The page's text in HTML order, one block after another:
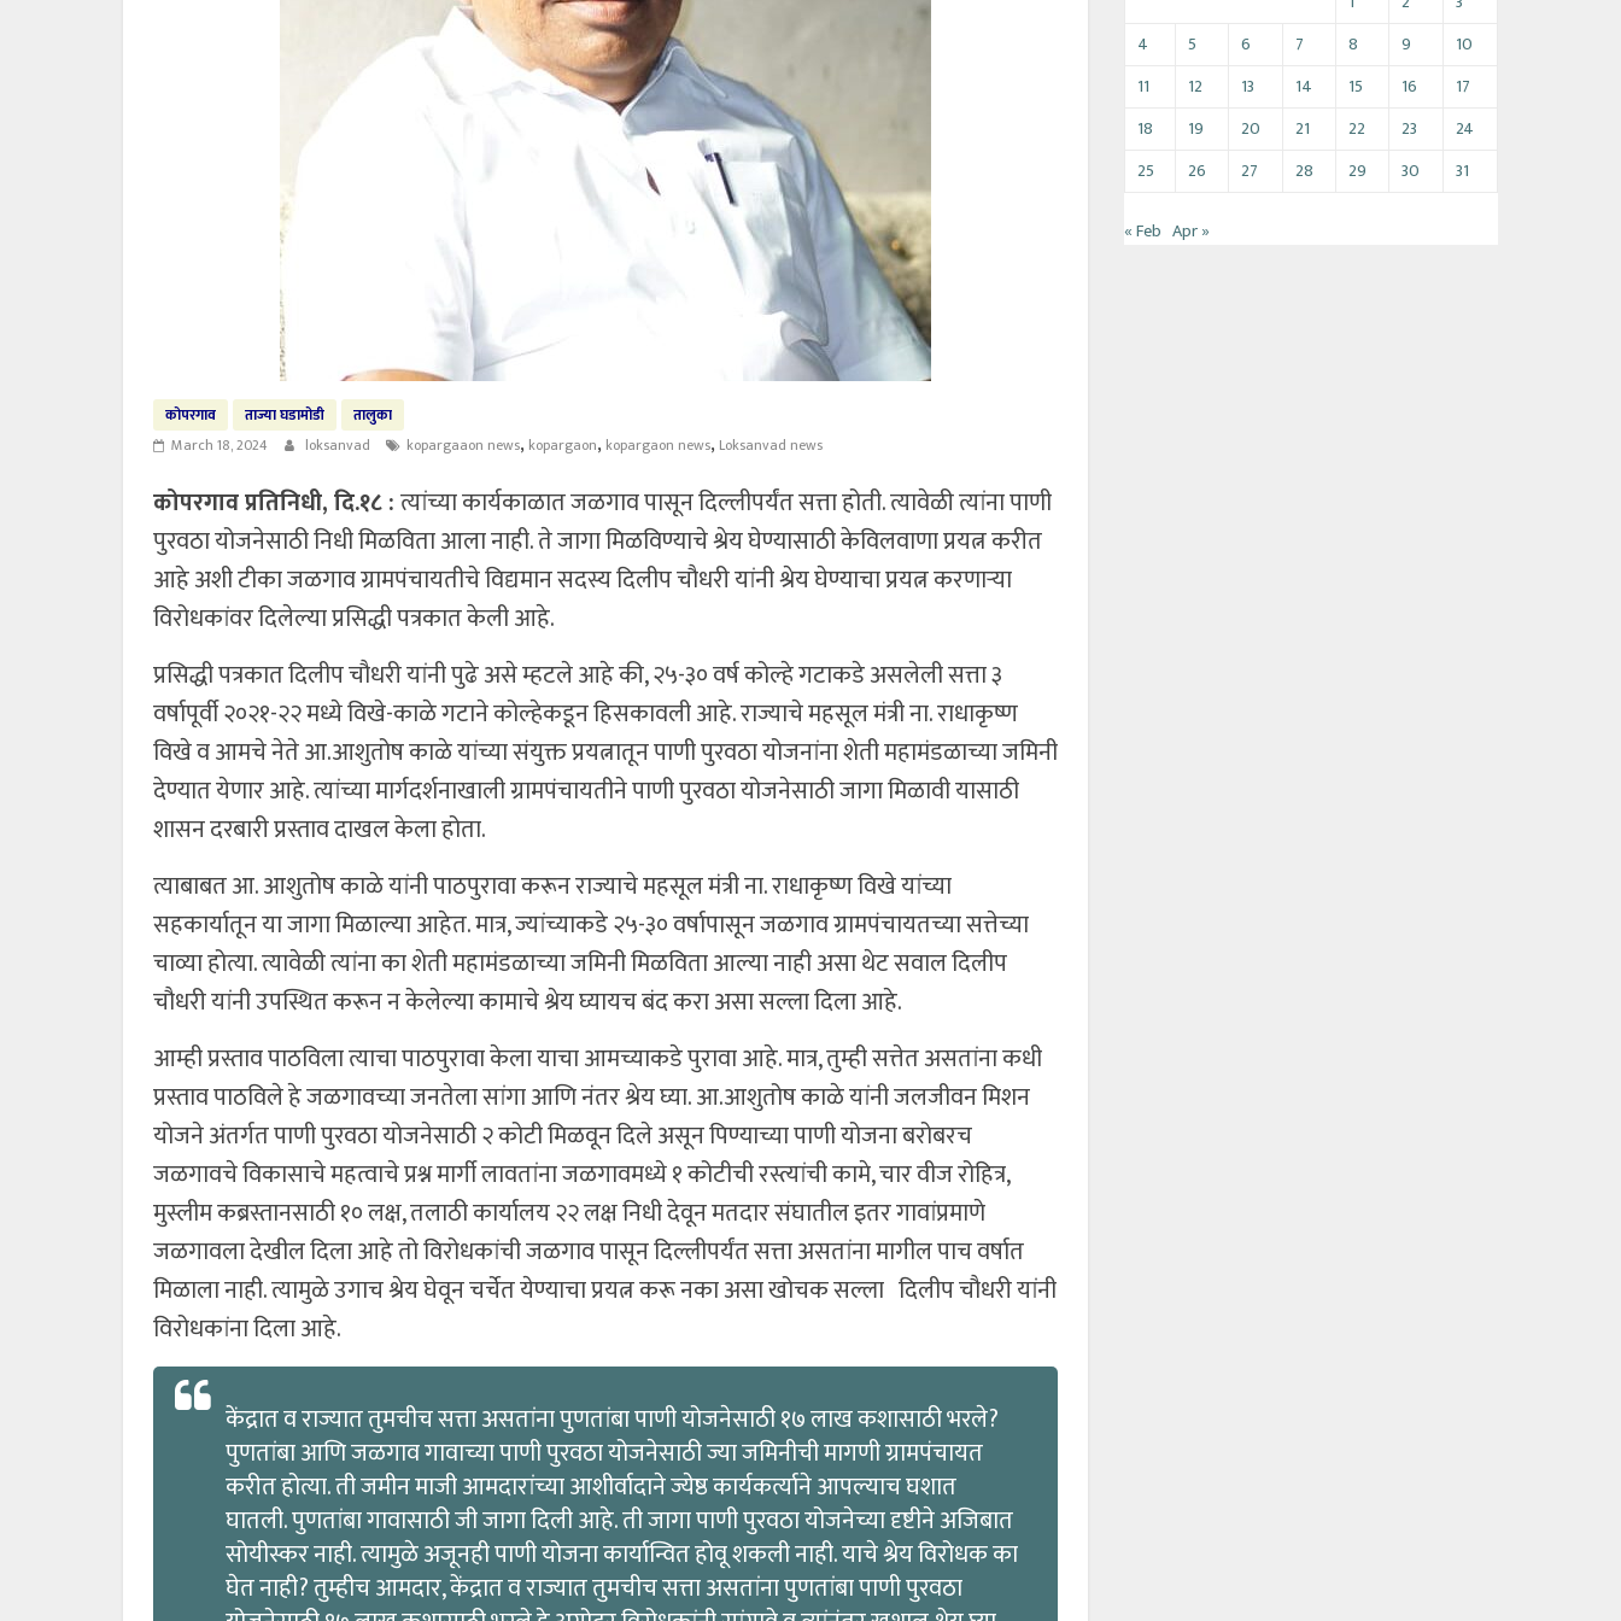
कोपरगाव ताज्या घडामोडी
तालुका
March 18, 2024
loksanvad kopargaaon news, kopargaon, kopargaon news, Loksanvad news
कोपरगाव प्रतिनिधी, दि.१८ :त्यांच्या कार्यकाळात जळगाव पासून दिल्लीपर्यंत सत्ता होती. त्यावेळी त्यांना पाणी
पुरवठा योजनेसाठी निधी मिळविता आला नाही. ते जागा मिळविण्याचे श्रेय घेण्यासाठी केविलवाणा प्रयत्न करीत
आहे अशी टीका जळगाव ग्रामपंचायतीचे विद्यमान सदस्य दिलीप चौधरी यांनी श्रेय घेण्याचा प्रयत्न करणाऱ्या
विरोधकांवर दिलेल्या प्रसिद्धी पत्रकात केली आहे.
प्रसिद्धी पत्रकात दिलीप चौधरी यांनी पुढे असे म्हटले आहे की, २५-३० वर्ष कोल्हे गटाकडे असलेली सत्ता ३
वर्षापूर्वी २०२१-२२ मध्ये विखे-काळे गटाने कोल्हेकडून हिसकावली आहे. राज्याचे महसूल मंत्री ना. राधाकृष्ण
विखे व आमचे नेते आ.आशुतोष काळे यांच्या संयुक्त प्रयत्नातून पाणी पुरवठा योजनांना शेती महामंडळाच्या जमिनी
देण्यात येणार आहे. त्यांच्या मार्गदर्शनाखाली ग्रामपंचायतीने पाणी पुरवठा योजनेसाठी जागा मिळावी यासाठी
शासन दरबारी प्रस्ताव दाखल केला होता.
त्याबाबत आ. आशुतोष काळे यांनी पाठपुरावा करून राज्याचे महसूल मंत्री ना. राधाकृष्ण विखे यांच्या
सहकार्यातून या जागा मिळाल्या आहेत. मात्र, ज्यांच्याकडे २५-३० वर्षापासून जळगाव ग्रामपंचायतच्या सत्तेच्या
चाव्या होत्या. त्यावेळी त्यांना का शेती महामंडळाच्या जमिनी मिळविता आल्या नाही असा थेट सवाल दिलीप
चौधरी यांनी उपस्थित करून न केलेल्या कामाचे श्रेय घ्यायच बंद करा असा सल्ला दिला आहे.
आम्ही प्रस्ताव पाठविला त्याचा पाठपुरावा केला याचा आमच्याकडे पुरावा आहे. मात्र, तुम्ही सत्तेत असतांना कधी
प्रस्ताव पाठविले हे जळगावच्या जनतेला सांगा आणि नंतर श्रेय घ्या. आ.आशुतोष काळे यांनी जलजीवन मिशन
योजने अंतर्गत पाणी पुरवठा योजनेसाठी २ कोटी मिळवून दिले असून पिण्याच्या पाणी योजना बरोबरच
जळगावचे विकासाचे महत्वाचे प्रश्न मार्गी लावतांना जळगावमध्ये १ कोटीची रस्त्यांची कामे, चार वीज रोहित्र,
मुस्लीम कब्रस्तानसाठी १० लक्ष, तलाठी कार्यालय २२ लक्ष निधी देवून मतदार संघातील इतर गावांप्रमाणे
जळगावला देखील दिला आहे तो विरोधकांची जळगाव पासून दिल्लीपर्यंत सत्ता असतांना मागील पाच वर्षात
मिळाला नाही. त्यामुळे उगाच श्रेय घेवून चर्चेत येण्याचा प्रयत्न करू नका असा खोचक सल्ला दिलीप चौधरी यांनी
विरोधकांना दिला आहे.
केंद्रात व राज्यात तुमचीच सत्ता असतांना पुणतांबा पाणी योजनेसाठी १७ लाख कशासाठी भरले?
पुणतांबा आणि जळगाव गावाच्या पाणी पुरवठा योजनेसाठी ज्या जमिनीची मागणी ग्रामपंचायत
करीत होत्या. ती जमीन माजी आमदारांच्या आशीर्वादाने ज्येष्ठ कार्यकर्त्याने आपल्याच घशात
घातली. पुणतांबा गावासाठी जी जागा दिली आहे. ती जागा पाणी पुरवठा योजनेच्या दृष्टीने अजिबात
सोयीस्कर नाही. त्यामुळे अजूनही पाणी योजना कार्यान्वित होवू शकली नाही. याचे श्रेय विरोधक का
घेत नाही? तुम्हीच आमदार, केंद्रात व राज्यात तुमचीच सत्ता असतांना पुणतांबा पाणी पुरवठा
4
5 6 7 8 9
10
11
12 13 14 15 16
17
18
19 20 21 22 23
24
25
26 27 28 29 30 31
« Feb Apr »